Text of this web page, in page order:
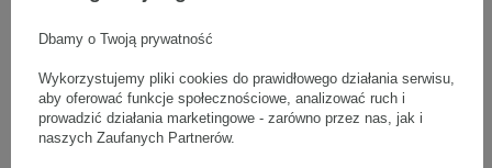
Wymiary zewnętrzne: 500x300x350mm (długość x szerokość x
wysokość)
430 g/m2
Wymiary:
• zewnętrzne:500x300x350 mm
Dbamy o Twoją prywatność
Wykorzystujemy pliki cookies do prawidłowego działania serwisu,
aby oferować funkcje społecznościowe, analizować ruch i
prowadzić działania marketingowe - zarówno przez nas, jak i
naszych Zaufanych Partnerów.